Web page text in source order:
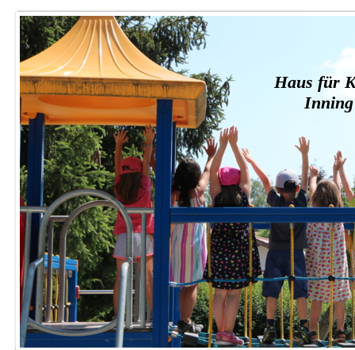
Haus für
Inning